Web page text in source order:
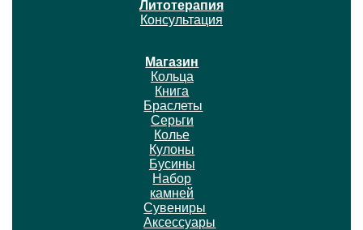
Литотерапия
Консультация
Магазин
Кольца
Книга
Браслеты
Серьги
Колье
Кулоны
Бусины
Набор
камней
Сувениры
Аксессуары